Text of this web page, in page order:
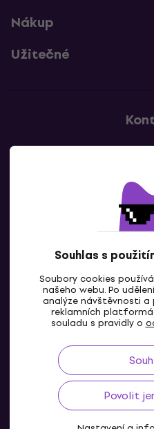
Souhlas s
Soubory cookies
našeho webu. Po
analýze návštěvnosti a
reklamních
souladu s pravidly o
Povolit
Nákup
Užitečné